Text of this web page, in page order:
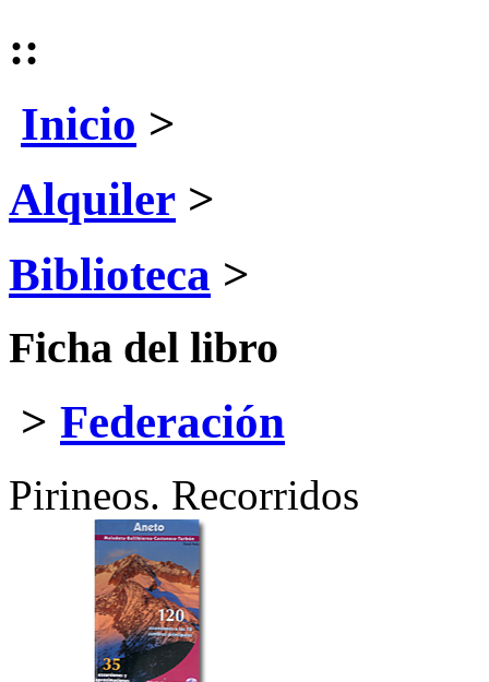
::
Inicio >
Alquiler >
Biblioteca >
Ficha del libro
> Federación
Pirineos. Recorridos